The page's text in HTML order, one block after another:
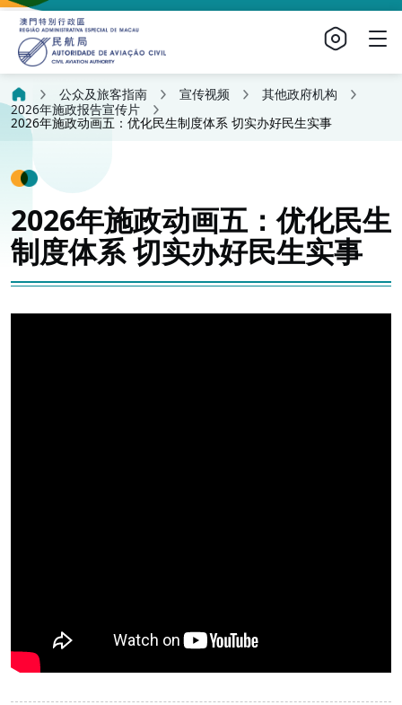
公众及旅客指南 宣传视频
其他政府机构
2026年施政报告宣传片
2026年施政动画五：优化民生制度体系 切实办好民生实事
2026年施政动画五：优化民生
制度体系 切实办好民生实事